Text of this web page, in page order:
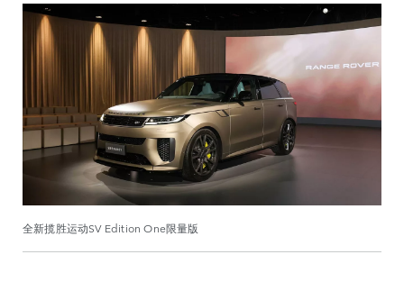
全新揽胜运动SV Edition One限量版